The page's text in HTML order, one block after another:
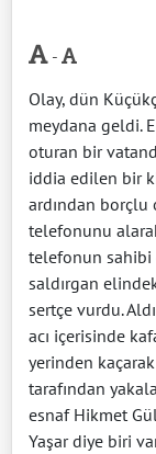
-
Olay, dün
meydana geldi.
oturan bir
iddia edilen bir
ardından borçlu
telefonunu
telefonun sahibi
saldırgan
sertçe vurdu.
acı içerisinde
yerinden
tarafından
esnaf Hikmet
Yaşar diye biri